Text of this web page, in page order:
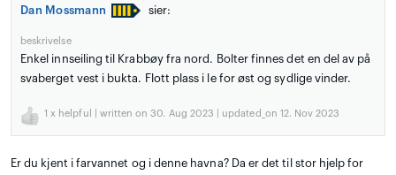
Dan Mossmann sier:
beskrivelse
Enkel innseiling til Krabbøy fra nord. Bolter finnes det en del av på
svaberget vest i bukta. Flott plass i le for øst og sydlige vinder.
1 x helpful | written on 30. Aug 2023 | updated_on 12. Nov 2023
Er du kjent i farvannet og i denne havna? Da er det til stor hjelp for